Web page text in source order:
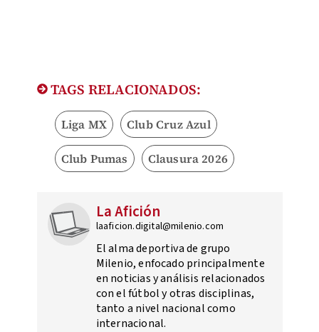
TAGS RELACIONADOS:
Liga MX Club Cruz Azul
Club Pumas Clausura 2026
La Afición
laaficion.digital@milenio.com
El alma deportiva de grupo
Milenio, enfocado principalmente
en noticias y análisis relacionados
con el fútbol y otras disciplinas,
tanto a nivel nacional como
internacional.